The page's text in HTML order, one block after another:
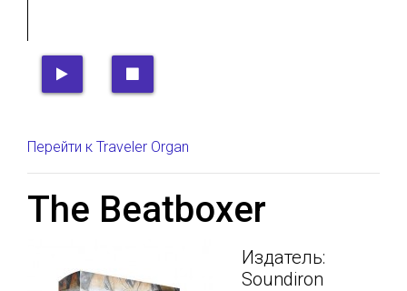
Перейти к Traveler Organ
The Beatboxer
Издатель:
Soundiron